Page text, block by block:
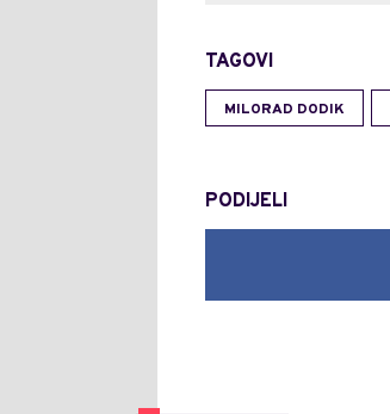
TAGOVI
MILORAD DODIK
PODIJELI